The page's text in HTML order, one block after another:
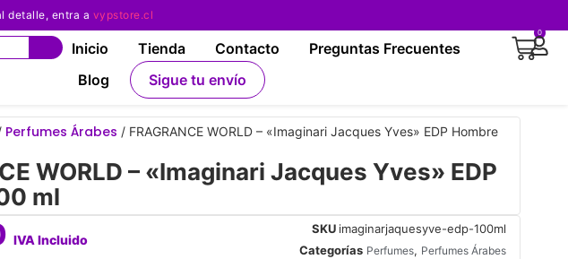
detalle, entra a vypstore.cl
Inicio Tienda Contacto
Preguntas Frecuentes
Blog
Sigue tu envío
0
Perfumes Árabes / FRAGRANCE WORLD – «Imaginari Jacques Yves» EDP Hombre
WORLD – «Imaginari Jacques Yves» EDP
ml
IVA Incluido
SKU imaginarjaquesyve-edp-100ml
Categorías Perfumes, Perfumes Árabes